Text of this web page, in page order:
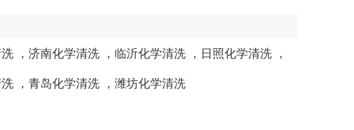
， 济南化学清洗 ， 临沂化学清洗 ， 日照化学清洗 ，
， 青岛化学清洗 ， 潍坊化学清洗